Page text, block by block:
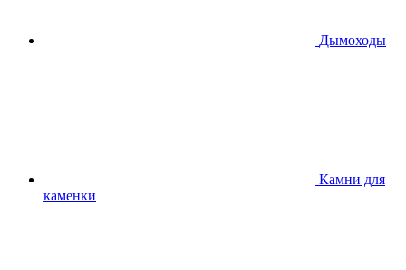
Дымоходы
Камни для
каменки